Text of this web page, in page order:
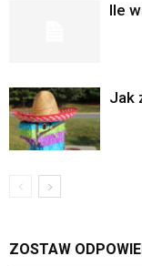
Ile
Jak
ZOSTAW